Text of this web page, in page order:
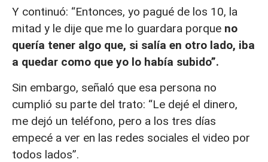
Y continuó: “Entonces, yo pagué de los 10, la
mitad y le dije que me lo guardara porque no
quería tener algo que, si salía en otro lado, iba
a quedar como que yo lo había subido”.
Sin embargo, señaló que esa persona no
cumplió su parte del trato: “Le dejé el dinero,
me dejó un teléfono, pero a los tres días
empecé a ver en las redes sociales el video por
todos lados”.